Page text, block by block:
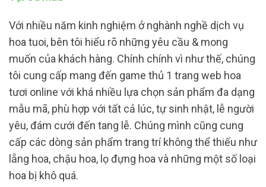
Với nhiều năm kinh nghiệm ở nghành nghề dịch vụ
hoa tuoi, bên tôi hiểu rõ những yêu cầu & mong
muốn của khách hàng. Chính chính vì như thế, chúng
tôi cung cấp mang đến game thủ 1 trang web hoa
tươi online với khá nhiều lựa chọn sản phẩm đa dạng
mẫu mã, phù hợp với tất cả lúc, tự sinh nhật, lễ người
yêu, đám cưới đến tang lễ. Chúng mình cũng cung
cấp các dòng sản phẩm trang trí không thể thiếu như
lẵng hoa, chậu hoa, lọ đựng hoa và những một số loại
hoa bị khô quá.